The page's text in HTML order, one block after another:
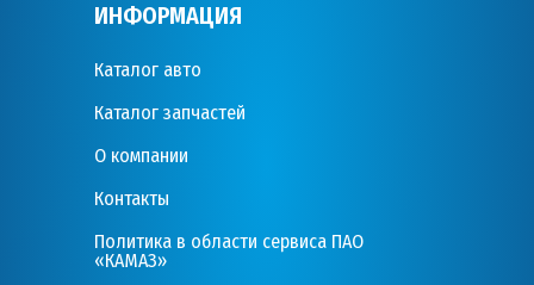
ИНФОРМАЦИЯ
Каталог авто
Каталог запчастей
О компании
Контакты
Политика в области сервиса ПАО
«КАМАЗ»